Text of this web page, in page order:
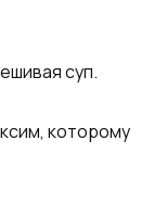
суп.
которому